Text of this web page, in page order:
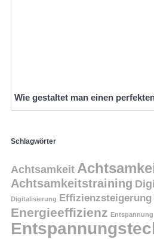
Wie gestaltet man einen
Schlagwörter
Achtsamkeit
Achtsamkeitstraining
Digitalisierung Effizienzsteigerung
Energieeffizienz Entspannung